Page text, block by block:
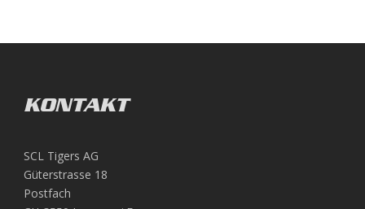
KONTAKT
SCL Tigers AG
Güterstrasse 18
Postfach